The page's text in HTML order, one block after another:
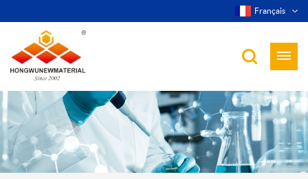
Français